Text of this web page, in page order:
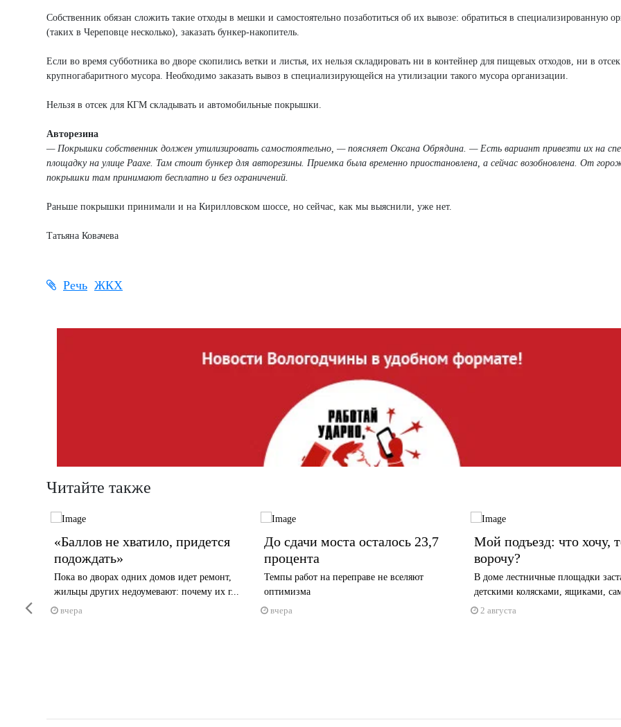
Собственник обязан сложить такие отходы в мешки и самостоятельно позаботиться об их вывозе: обратиться в специализированную
(таких в Череповце несколько), заказать бункер-накопитель.
Если во время субботника во дворе скопились ветки и листья, их нельзя складировать ни в контейнер для пищевых отходов, ни в
крупногабаритного мусора. Необходимо заказать вывоз в специализирующейся на утилизации такого мусора организации.
Нельзя в отсек для КГМ складывать и автомобильные покрышки.
Авторезина
— Покрышки собственник должен утилизировать самостоятельно, — поясняет Оксана Обрядина. — Есть вариант привезти их на
площадку на улице Раахе. Там стоит бункер для авторезины. Приемка была временно приостановлена, а сейчас возобновлена. От
покрышки там принимают бесплатно и без ограничений.
Раньше покрышки принимали и на Кирилловском шоссе, но сейчас, как мы выяснили, уже нет.
Татьяна Ковачева
Речь ЖКХ
Читайте также
«Баллов не хватило, придется
подождать»
Пока во дворах одних домов идет ремонт,
жильцы других недоумевают: почему их г...
вчера
До сдачи моста осталось 23,7
процента
Темпы работ на переправе не вселяют
оптимизма
вчера
Мой подъезд: что хочу,
ворочу?
В доме лестничные площадки
детскими колясками, ящиками,
2 августа